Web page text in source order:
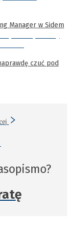
Manager w Sidem
czuć pod